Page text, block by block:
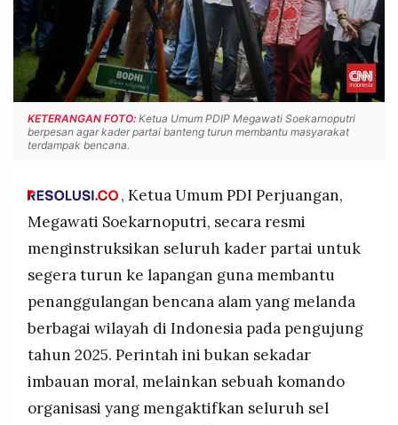
INFORMASI
PRIVACY
POLICY
BERITA
WARGA
INFORMASI
IKLAN
KIRIM
TULISAN
PENGADUAN TERM
IKUTI
KAMI
©
KETERANGAN FOTO: Ketua Umum PDIP Megawati Soekarnoputri
berpesan agar kader partai banteng turun membantu masyarakat
terdampak bencana.
, Ketua Umum PDI Perjuangan,
Megawati Soekarnoputri, secara resmi
menginstruksikan seluruh kader partai untuk
segera turun ke lapangan guna membantu
penanggulangan bencana alam yang melanda
berbagai wilayah di Indonesia pada pengujung
tahun 2025. Perintah ini bukan sekadar
imbauan moral, melainkan sebuah komando
organisasi yang mengaktifkan seluruh sel